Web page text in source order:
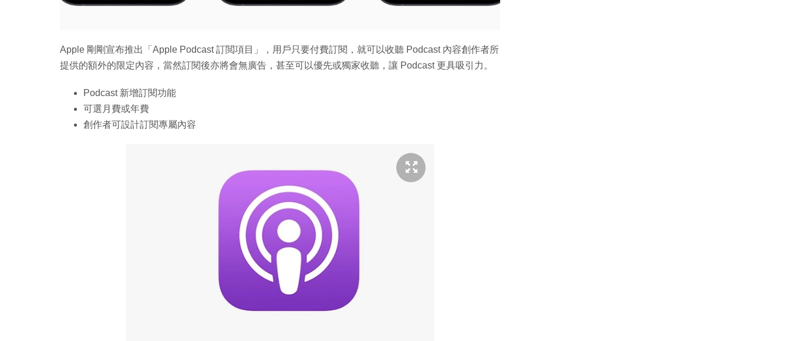
Apple 剛剛宣布推出「Apple Podcast 訂閲項目」，用戶只要付費訂閱，就可以收聽 Podcast 內容創作者所
提供的額外的限定內容，當然訂閱後亦將會無廣告，甚至可以優先或獨家收聽，讓 Podcast 更具吸引力。
Podcast 新增訂閱功能
可選月費或年費
創作者可設計訂閱專屬內容